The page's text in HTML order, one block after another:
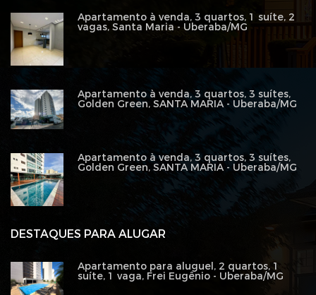
DESTAQUES PARA ALUGAR
Apartamento para aluguel, 2 quartos, 1
suíte, 1 vaga, Frei Eugênio - Uberaba/MG
Apartamento à venda, 3 quartos, 1 suíte, 2
vagas, Santa Maria - Uberaba/MG
Apartamento à venda, 3 quartos, 3 suítes,
Golden Green, SANTA MARIA - Uberaba/MG
Apartamento à venda, 3 quartos, 3 suítes,
Golden Green, SANTA MARIA - Uberaba/MG